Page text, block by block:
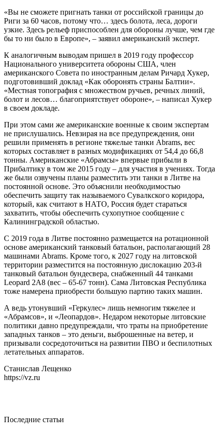
«Вы не сможете пригнать танки от российской границы до
Риги за 60 часов, потому что… здесь болота, леса, дороги
узкие. Здесь рельеф приспособлен для обороны лучше, чем где
бы то ни было в Европе», – заявил американский эксперт.
К аналогичным выводам пришел в 2019 году профессор
Национального университета обороны США, член
американского Совета по иностранным делам Ричард Хукер,
подготовивший доклад «Как оборонять страны Балтии».
«Местная топография с множеством ручьев, речных линий,
болот и лесов… благоприятствует обороне», – написал Хукер
в своем докладе.
При этом сами же американские военные к своим экспертам
не прислушались. Невзирая на все предупреждения, они
решили применять в регионе тяжелые танки Abrams, вес
которых составляет в разных модификациях от 54,4 до 66,8
тонны. Американские «Абрамсы» впервые прибыли в
Прибалтику в том же 2015 году – для участия в учениях. Тогда
же были озвучены планы разместить эти танки в Литве на
постоянной основе. Это объяснили необходимостью
обеспечить защиту так называемого Сувалкского коридора,
который, как считают в НАТО, Россия будет стараться
захватить, чтобы обеспечить сухопутное сообщение с
Калининградской областью.
С 2019 года в Литве постоянно размещается на ротационной
основе американский танковый батальон, располагающий 28
машинами Abrams. Кроме того, к 2027 году на литовской
территории разместится на постоянную дислокацию 203-й
танковый батальон бундесвера, снабженный 44 танками
Leopard 2A8 (вес – 65-67 тонн). Сама Литовская Республика
тоже намерена приобрести большую партию таких машин.
А ведь утонувший «Геркулес» лишь немногим тяжелее и
«Абрамсов», и «Леопардов». Недаром некоторые литовские
политики давно предупреждали, что траты на приобретение
западных танков – это деньги, выброшенные на ветер, и
призывали сосредоточиться на развитии ПВО и беспилотных
летательных аппаратов.
Станислав Лещенко
https://vz.ru
Последние статьи